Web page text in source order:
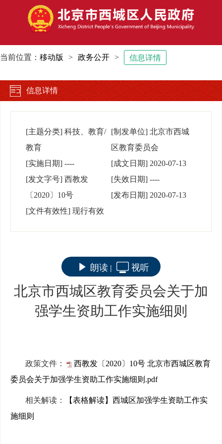
当前位置： 移动版 > 政务公开 > 信息详情
信息详情
[主题分类] 科技、教育/
教育
[制发单位] 北京市西城
区教育委员会
[实施日期] ---- [成文日期] 2020-07-13
[发文字号] 西教发
〔2020〕10号
[失效日期] ----
[发布日期] 2020-07-13
[文件有效性] 现行有效
朗读 | 视听
北京市西城区教育委员会关于加
强学生资助工作实施细则
政策文件：
西教发〔2020〕10号 北京市西城区教育
委员会关于加强学生资助工作实施细则.pdf
相关解读：
【表格解读】西城区加强学生资助工作实
施细则